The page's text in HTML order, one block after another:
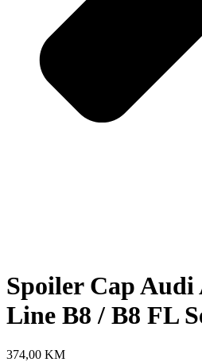
Spoiler Cap Audi
Line B8 / B8 FL
374,00 KM